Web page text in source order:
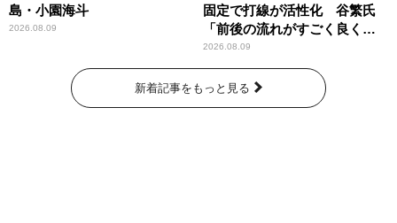
島・小園海斗
2026.08.09
固定で打線が活性化 谷繁氏
「前後の流れがすごく良くな
りましたね」
2026.08.09
新着記事をもっと見る